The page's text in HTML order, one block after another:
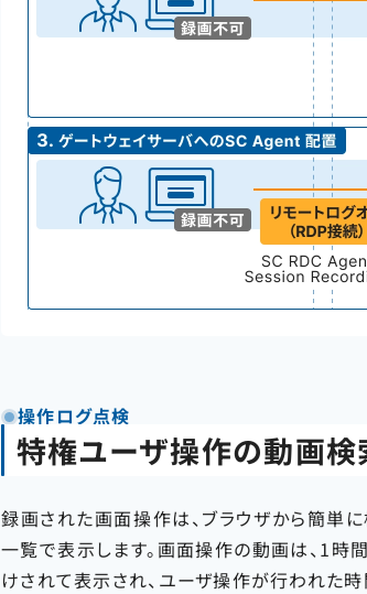
操作ログ点検
特権ユーザ操作の動画検
録画された画面操作は、ブラウザから簡単
一覧で表示します。画面操作の動画は、1時
けされて表示され、ユーザ操作が行われた時